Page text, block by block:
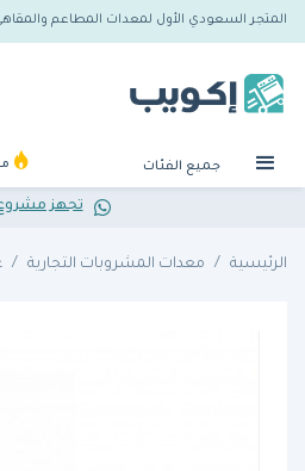
المتجر السعودي الأول لمعدات المطاعم
جميع الفئات
تجهز
الرئيسية معدات المشروبات التجارية